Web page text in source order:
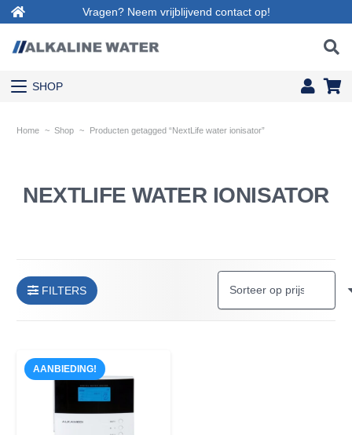
Vragen? Neem vrijblijvend contact op!
SHOP
Home ~ Shop ~ Producten getagged “NextLife water ionisator”
NEXTLIFE WATER IONISATOR
FILTERS
AANBIEDING!